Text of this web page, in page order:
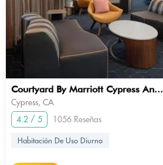
Courtyard By Marriott Cypress An...
Cypress, CA
4.2 / 5
1056 Reseñas
Habitación De Uso Diurno